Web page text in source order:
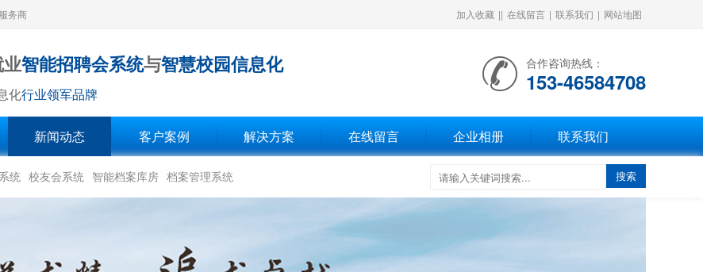
务商 加入收藏 || 在线留言 | 联系我们 | 网站地图
智能招聘会系统与智慧校园信息化
化行业领军品牌
合作咨询热线：
153-46584708
新闻动态 客户案例 解决方案 在线留言 企业相册 联系我们
统 校友会系统 智能档案库房 档案管理系统